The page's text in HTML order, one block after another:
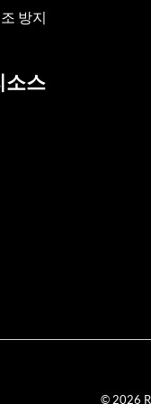
방지
소스
© 2026